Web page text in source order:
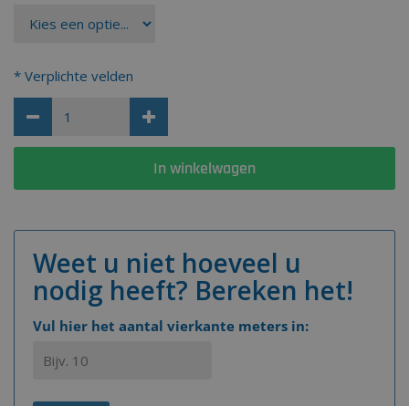
* Verplichte velden
In winkelwagen
Weet u niet hoeveel u
nodig heeft? Bereken het!
Vul hier het aantal vierkante meters in: